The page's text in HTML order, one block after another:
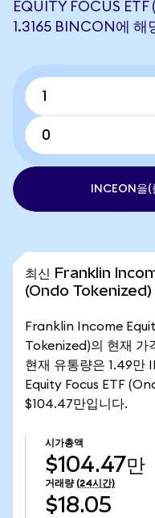
EQUITY FOCUS
1.3165 BINCON에 해
INCEON을
최신 Franklin
(Ondo Tokenized)
Franklin Income
Tokenized)의 현재 가
현재 유통량은 1.49만
Equity Focus ETF
$104.47만입니다.
시가총액
$104.47만
거래량 (24시간)
$18.05